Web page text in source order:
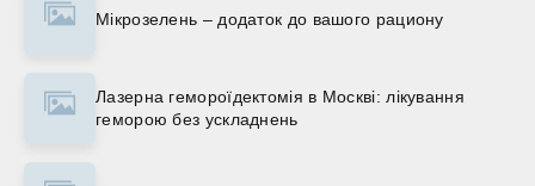
Мікрозелень – додаток до вашого рациону
Лазерна гемороїдектомія в Москві: лікування
геморою без ускладнень